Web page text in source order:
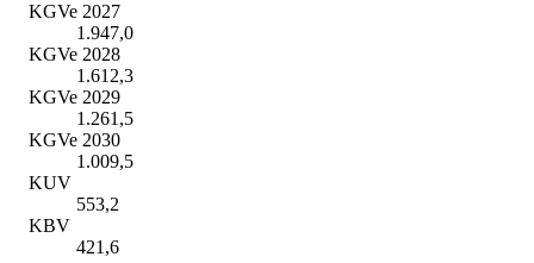
KGVe 2027
1.947,0
KGVe 2028
1.612,3
KGVe 2029
1.261,5
KGVe 2030
1.009,5
KUV
553,2
KBV
421,6